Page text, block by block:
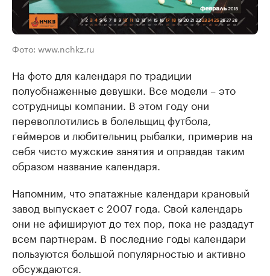
Фото: www.nchkz.ru
На фото для календаря по традиции
полуобнаженные девушки. Все модели – это
сотрудницы компании. В этом году они
перевоплотились в болельщиц футбола,
геймеров и любительниц рыбалки, примерив на
себя чисто мужские занятия и оправдав таким
образом название календаря.
Напомним, что эпатажные календари крановый
завод выпускает с 2007 года. Свой календарь
они не афишируют до тех пор, пока не раздадут
всем партнерам. В последние годы календари
пользуются большой популярностью и активно
обсуждаются.